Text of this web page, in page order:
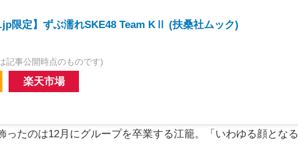
限定】ずぶ濡れSKE48 Team KⅡ (扶桑社ムック)
記事公開時点のものです)
楽天市場
たのは12月にグループを卒業する江籠。「いわゆる顔となる